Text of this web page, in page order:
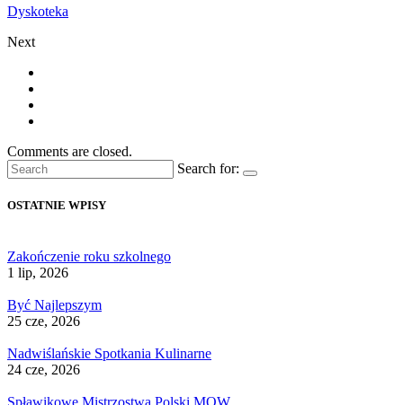
Dyskoteka
Next
Comments are closed.
Search for:
OSTATNIE WPISY
Zakończenie roku szkolnego
1 lip, 2026
Być Najlepszym
25 cze, 2026
Nadwiślańskie Spotkania Kulinarne
24 cze, 2026